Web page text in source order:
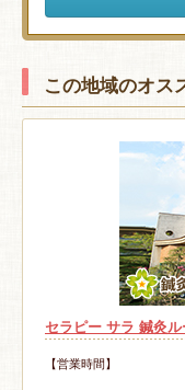
この地域のオス
セラピー サラ 鍼灸
【営業時間】